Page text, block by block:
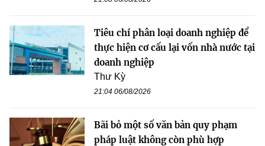
Tiêu chí phân loại doanh nghiệp để
thực hiện cơ cấu lại vốn nhà nước tại
doanh nghiệp
Thư Kỳ
21:04 06/08/2026
Bãi bỏ một số văn bản quy phạm
pháp luật không còn phù hợp